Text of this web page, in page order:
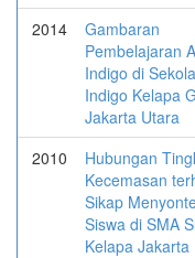
2014
Gambaran
Pembelajaran
Indigo di
Indigo Kelapa
Jakarta Utara
2010
Hubungan
Kecemasan
Sikap
Siswa di SMA
Kelapa Jakarta